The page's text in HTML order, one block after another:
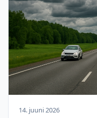
14. juuni 2026